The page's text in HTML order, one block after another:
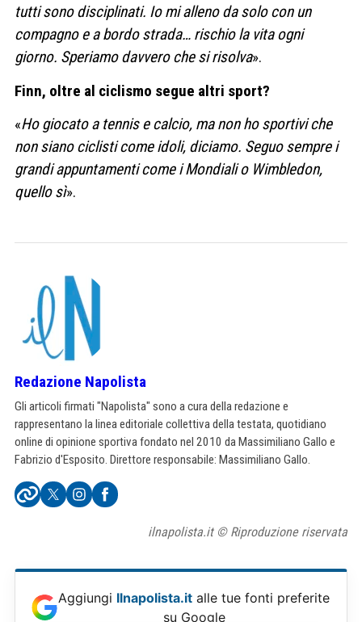
tutti sono disciplinati. Io mi alleno da solo con un
compagno e a bordo strada… rischio la vita ogni
giorno. Speriamo davvero che si risolva».
Finn, oltre al ciclismo segue altri sport?
«Ho giocato a tennis e calcio, ma non ho sportivi che
non siano ciclisti come idoli, diciamo. Seguo sempre i
grandi appuntamenti come i Mondiali o Wimbledon,
quello sì».
Redazione Napolista
Gli articoli firmati "Napolista" sono a cura della redazione e
rappresentano la linea editoriale collettiva della testata, quotidiano
online di opinione sportiva fondato nel 2010 da Massimiliano Gallo e
Fabrizio d'Esposito. Direttore responsabile: Massimiliano Gallo.
ilnapolista.it © Riproduzione riservata
Aggiungi Ilnapolista.it alle tue fonti preferite
su Google